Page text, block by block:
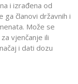
i izrađena od
članovi državnih i
Može se
vjenčanje ili
i dati dozu